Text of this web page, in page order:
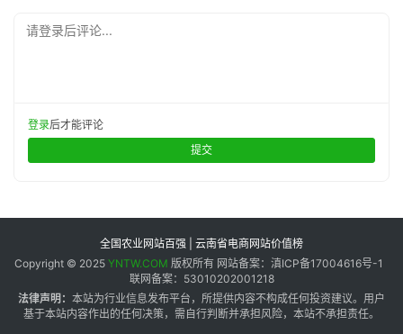
请登录后评论...
登录后才能评论
提交
全国农业网站百强 | 云南省电商网站价值榜
Copyright © 2025 YNTW.COM 版权所有 网站备案：滇ICP备17004616号-1
联网备案：53010202001218
法律声明： 本站为行业信息发布平台，所提供内容不构成任何投资建议。用户
基于本站内容作出的任何决策，需自行判断并承担风险，本站不承担责任。